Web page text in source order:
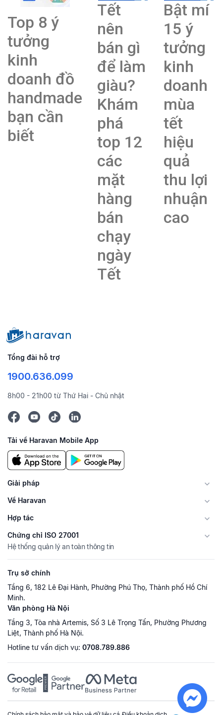
Top 8 ý
tưởng
kinh
doanh đồ
handmade
bạn cần
biết
Tết
nên
bán gì
để làm
giàu?
Khám
phá
top 12
các
mặt
hàng
bán
chạy
ngày
Tết
Bật mí
15 ý
tưởng
kinh
doanh
mùa
tết
hiệu
quả
thu lợi
nhuận
cao
Tổng đài hỗ trợ
1900.636.099
8h00 - 21h00 từ Thứ Hai - Chủ nhật
Tải về Haravan Mobile App
Giải pháp
Về Haravan
Hợp tác
Chứng chỉ ISO 27001
Hệ thống quản lý an toàn thông tin
Trụ sở chính
Tầng 6, 182 Lê Đại Hành, Phường Phú Thọ, Thành phố Hồ Chí
Minh.
Văn phòng Hà Nội
Tầng 3, Tòa nhà Artemis, Số 3 Lê Trọng Tấn, Phường Phương
Liệt, Thành phố Hà Nội.
Hotline tư vấn dịch vụ: 0708.789.886